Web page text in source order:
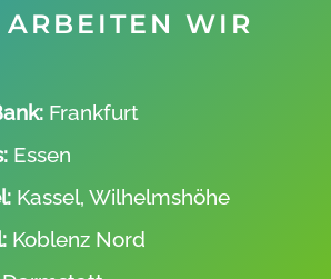
WIR
Frankfurt
Essen
Kassel, Wilhelmshöhe
Koblenz Nord